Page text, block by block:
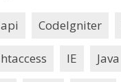
api CodeIgniter
htaccess IE Java